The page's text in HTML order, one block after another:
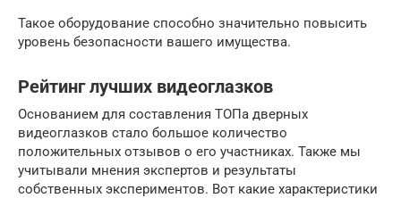
Такое оборудование способно значительно повысить
уровень безопасности вашего имущества.
Рейтинг лучших видеоглазков
Основанием для составления ТОПа дверных
видеоглазков стало большое количество
положительных отзывов о его участниках. Также мы
учитывали мнения экспертов и результаты
собственных экспериментов. Вот какие характеристики